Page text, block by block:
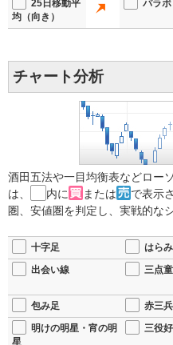
25日移動平
均（向き）
パラ
チャート分析
酒田五法や一目均衡表などロー
は、
内に または
で表示
圏、安値圏を判定し、実戦的な
十字足 はら
出会い線
三点
包み足
赤三
明けの明星・宵の明
星
三役